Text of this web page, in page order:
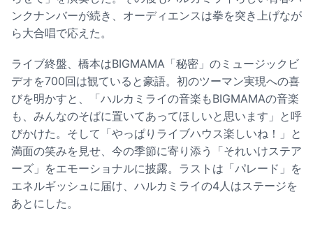
ンクナンバーが続き、オーディエンスは拳を突き上げなが
ら大合唱で応えた。
ライブ終盤、橋本はBIGMAMA「秘密」のミュージックビ
デオを700回は観ていると豪語。初のツーマン実現への喜
びを明かすと、「ハルカミライの音楽もBIGMAMAの音楽
も、みんなのそばに置いてあってほしいと思います」と呼
びかけた。そして「やっぱりライブハウス楽しいね！」と
満面の笑みを見せ、今の季節に寄り添う「それいけステア
ーズ」をエモーショナルに披露。ラストは「パレード」を
エネルギッシュに届け、ハルカミライの4人はステージを
あとにした。